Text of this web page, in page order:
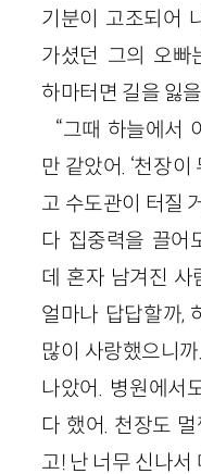
기분이 고조되어
가셨던 그의 오빠
하마터면 길을 잃
“그때 하늘에서
만 같았어. ‘천장
고 수도관이 터질
다 집중력을 끌어
데 혼자 남겨진 사
얼마나 답답할까,
많이 사랑했으니
나았어. 병원에서
다 했어. 천장도
고! 난 너무 신나서